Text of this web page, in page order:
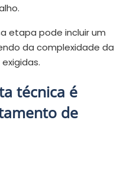
etapa pode incluir um
da complexidade da
técnica é
de